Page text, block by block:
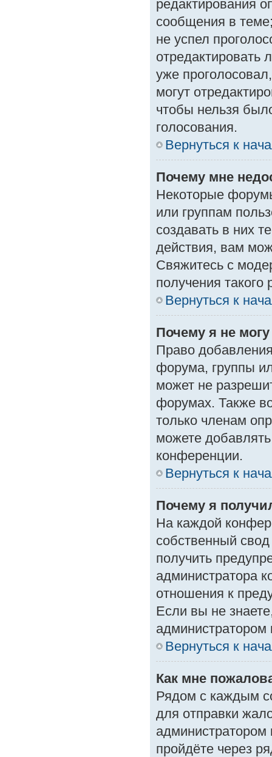
редактирования
сообщения в
не успел
отредактировать
уже
могут
чтобы нельзя
голосования.
Вернуться к
Почему мне
Некоторые
или группам
создавать в них
действия, вам
Свяжитесь с
получения такого
Вернуться к
Почему я не
Право
форума, группы
может не
форумах. Также
только членам
можете
конференции.
Вернуться к
Почему я
На каждой
собственный
получить
администратора
отношения к
Если вы не
Вернуться к
Как мне
Рядом с каждым
для отправки
пройдёте через